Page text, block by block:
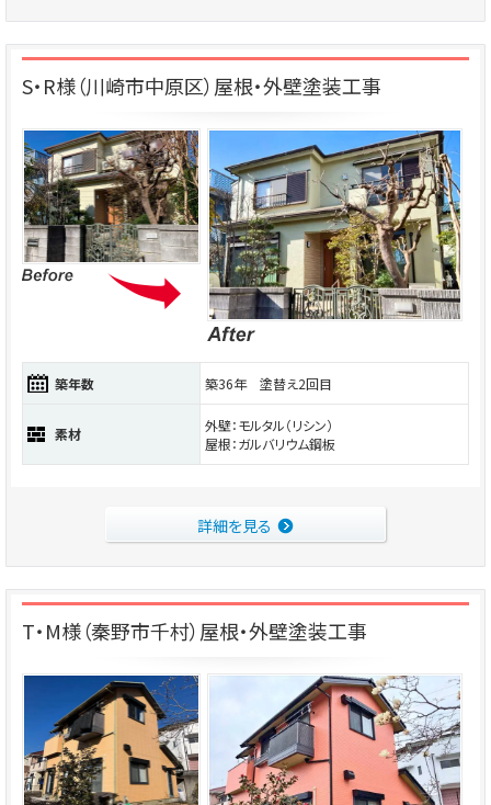
S・R様（川崎市中原区）屋根・外壁塗装工事
築年数 築36年 塗替え2回目
素材
外壁：モルタル（リシン）
屋根：ガルバリウム鋼板
詳細を見る
T・M様（秦野市千村）屋根・外壁塗装工事